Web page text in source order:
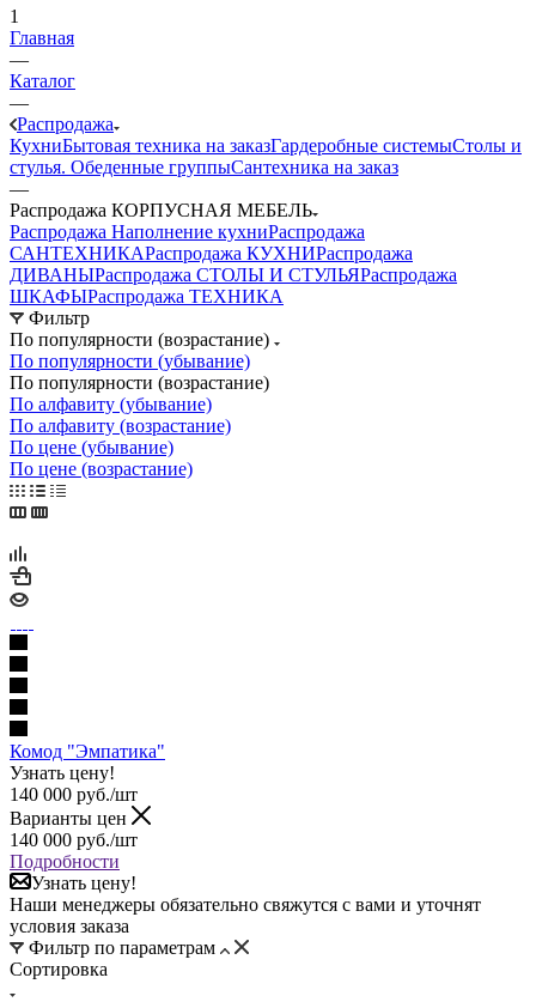
1
Главная
—
Каталог
—
Распродажа
КухниБытовая техника на заказГардеробные системыСтолы и
стулья. Обеденные группыСантехника на заказ
—
Распродажа КОРПУСНАЯ МЕБЕЛЬ
Распродажа Наполнение кухниРаспродажа
САНТЕХНИКАРаспродажа КУХНИРаспродажа
ДИВАНЫРаспродажа СТОЛЫ И СТУЛЬЯРаспродажа
ШКАФЫРаспродажа ТЕХНИКА
Фильтр
По популярности (возрастание)
По популярности (убывание)
По популярности (возрастание)
По алфавиту (убывание)
По алфавиту (возрастание)
По цене (убывание)
По цене (возрастание)
Комод "Эмпатика"
Узнать цену!
140 000 руб./шт
Варианты цен
140 000 руб./шт
Подробности
Узнать цену!
Наши менеджеры обязательно свяжутся с вами и уточнят
условия заказа
Фильтр по параметрам
Сортировка